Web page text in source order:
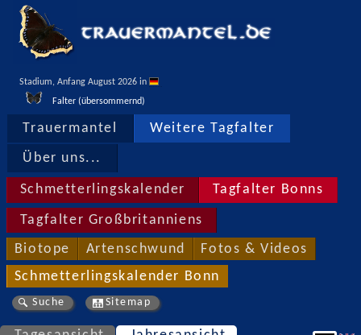
Stadium, Anfang August 2026 in
Falter (übersommernd)
Trauermantel Weitere Tagfalter
Über uns...
Schmetterlingskalender Tagfalter Bonns
Tagfalter Großbritanniens
Biotope Artenschwund Fotos & Videos
Schmetterlingskalender Bonn
Suche Sitemap